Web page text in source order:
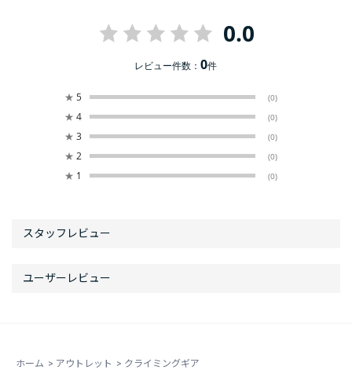
0.0
レビュー件数：0件
★ 5 (0)
★ 4 (0)
★ 3 (0)
★ 2 (0)
★ 1 (0)
ホーム > アウトレット > クライミングギア